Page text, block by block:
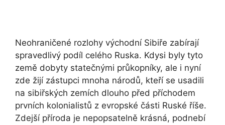
Neohraničené rozlohy východní Sibiře zabírají
spravedlivý podíl celého Ruska. Kdysi byly tyto
země dobyty statečnými průkopníky, ale i nyní
zde žijí zástupci mnoha národů, kteří se usadili
na sibiřských zemích dlouho před příchodem
prvních kolonialistů z evropské části Ruské říše.
Zdejší příroda je nepopsatelně krásná, podnebí